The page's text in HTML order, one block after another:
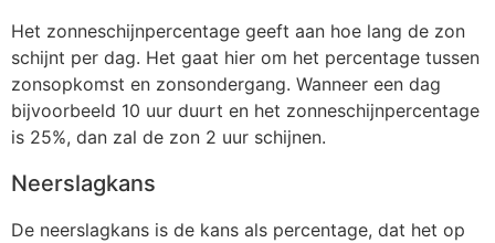
Het zonneschijnpercentage geeft aan hoe lang de zon
schijnt per dag. Het gaat hier om het percentage tussen
zonsopkomst en zonsondergang. Wanneer een dag
bijvoorbeeld 10 uur duurt en het zonneschijnpercentage
is 25%, dan zal de zon 2 uur schijnen.
Neerslagkans
De neerslagkans is de kans als percentage, dat het op